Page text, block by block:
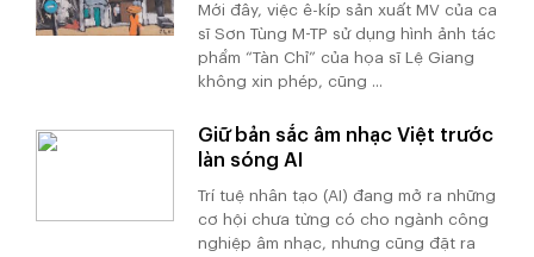
Mới đây, việc ê-kíp sản xuất MV của ca
sĩ Sơn Tùng M-TP sử dụng hình ảnh tác
phẩm “Tàn Chỉ” của họa sĩ Lệ Giang
không xin phép, cũng ...
Giữ bản sắc âm nhạc Việt trước
làn sóng AI
Trí tuệ nhân tạo (AI) đang mở ra những
cơ hội chưa từng có cho ngành công
nghiệp âm nhạc, nhưng cũng đặt ra